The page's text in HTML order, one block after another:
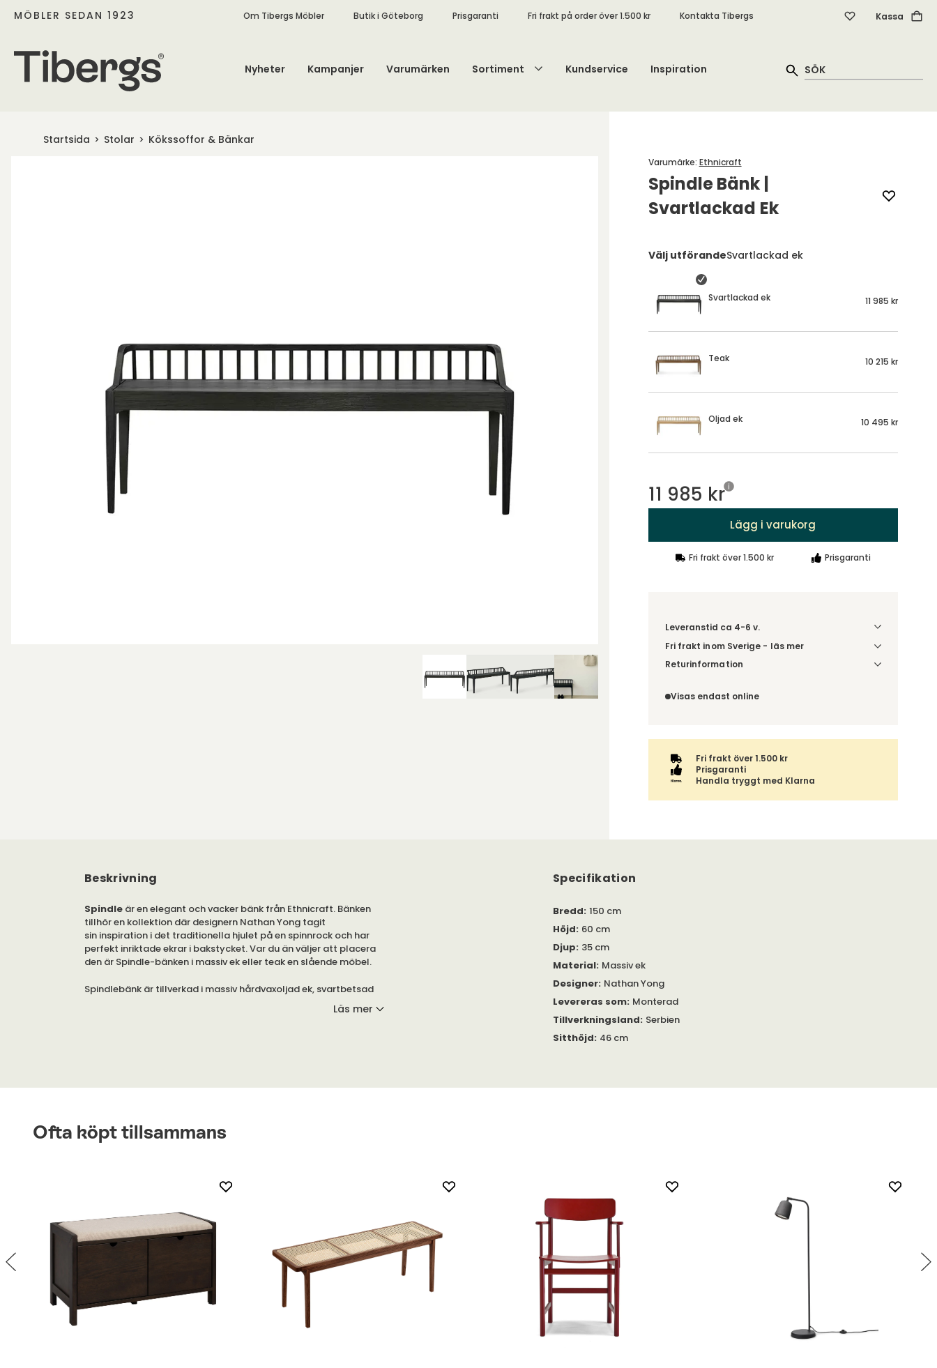
MÖBLER SEDAN 1923 Om Tibergs Möbler Butik i Göteborg Prisgaranti Fri frakt på order över 1.500 kr Kontakta Tibergs Kassa
Nyheter Kampanjer Varumärken Sortiment Kundservice Inspiration
Startsida Stolar Kökssoffor & Bänkar
Spindle Bänk |
Svartlackad Ek
Varumärke: Ethnicraft
Välj utförandeSvartlackad ek
Svartlackad ek 11 985 kr
Teak 10 215 kr
Oljad ek 10 495 kr
11 985 kr
Lägg i varukorg
Fri frakt över 1.500 kr Prisgaranti
Leveranstid ca 4-6 v.
Fri frakt inom Sverige - läs mer
Denna vara skickas till din port/tomtgräns. Innan
andra produkter skickas hela ordern tillsammans.
Returinformation
omfattas därför inte av ångerrätten.
Visas endast online
Fri frakt över 1.500 kr
Prisgaranti
Handla tryggt med Klarna
Beskrivning
Spindle är en elegant och vacker bänk från Ethnicraft. Bänken
tillhör en kollektion där designern Nathan Yong tagit
sin inspiration i det traditionella hjulet på en spinnrock och har
perfekt inriktade ekrar i bakstycket. Var du än väljer att placera
den är Spindle-bänken i massiv ek eller teak en slående möbel.
Spindlebänk är tillverkad i massiv hårdvaxoljad ek, svartbetsad
lackad ek eller teak. Bänken har justerbara ben. Kommer med ett
extra ben som kan monteras i mitten som ger bänken en extra
Läs mer
Specifikation
Bredd: 150 cm
Höjd: 60 cm
Djup: 35 cm
Material: Massiv ek
Designer: Nathan Yong
Levereras som: Monterad
Tillverkningsland: Serbien
Sitthöjd: 46 cm
Ofta köpt tillsammans